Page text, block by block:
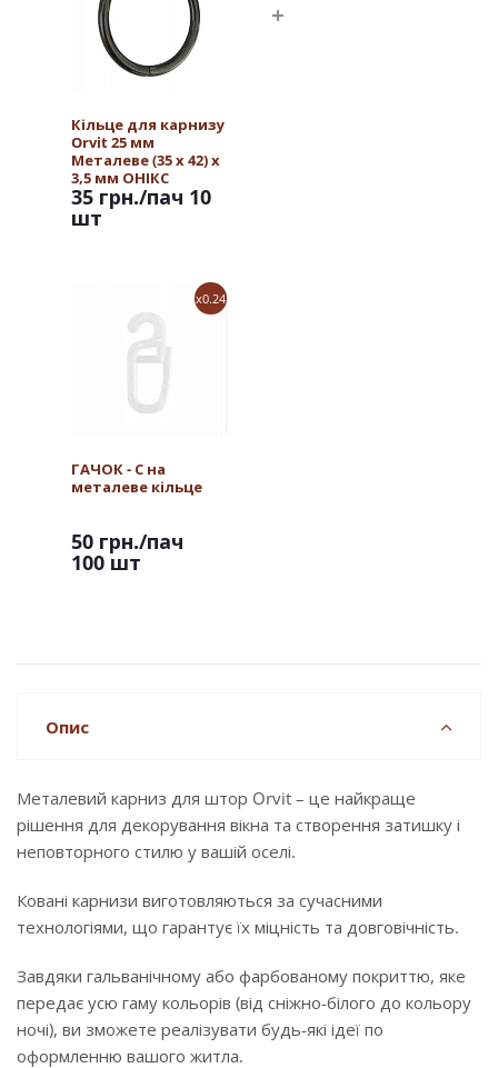
Кільце для карнизу
Orvit 25 мм
Металеве (35 х 42) х
3,5 мм ОНІКС
35 грн./пач 10
шт
x0.24
ГАЧОК - С на
металеве кільце
50 грн./пач
100 шт
Опис
Металевий карниз для штор Orvit – це найкраще
рішення для декорування вікна та створення затишку і
неповторного стилю у вашій оселі.
Ковані карнизи виготовляються за сучасними
технологіями, що гарантує їх міцність та довговічність.
Завдяки гальванічному або фарбованому покриттю, яке
передає усю гаму кольорів (від сніжно-білого до кольору
ночі), ви зможете реалізувати будь-які ідеї по
оформленню вашого житла.